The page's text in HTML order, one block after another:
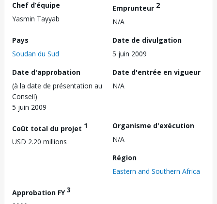
Chef d’équipe
Yasmin Tayyab
Emprunteur 2
N/A
Pays
Soudan du Sud
Date de divulgation
5 juin 2009
Date d'approbation
(à la date de présentation au
Conseil)
5 juin 2009
Date d'entrée en vigueur
N/A
Coût total du projet 1
USD 2.20 millions
Organisme d'exécution
N/A
Région
Eastern and Southern Africa
Approbation FY3